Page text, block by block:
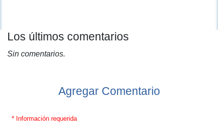
Los últimos comentarios
Sin comentarios.
Agregar Comentario
* Información requerida